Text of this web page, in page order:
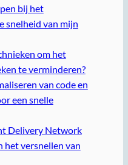
bij het
snelheid van mijn
om het
te verminderen?
van code en
een snelle
Delivery Network
het versnellen van